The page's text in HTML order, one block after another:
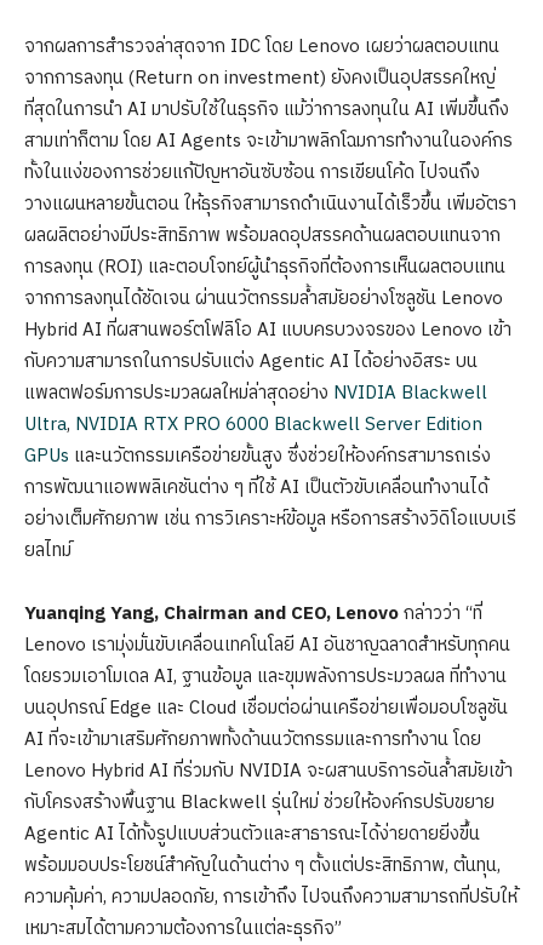
จากผลการสำรวจล่าสุดจาก IDC โดย Lenovo เผยว่าผลตอบแทน
จากการลงทุน (Return on investment) ยังคงเป็นอุปสรรคใหญ่
ที่สุดในการนำ AI มาปรับใช้ในธุรกิจ แม้ว่าการลงทุนใน AI เพิ่มขึ้นถึง
สามเท่าก็ตาม โดย AI Agents จะเข้ามาพลิกโฉมการทำงานในองค์กร
ทั้งในแง่ของการช่วยแก้ปัญหาอันซับซ้อน การเขียนโค้ด ไปจนถึง
วางแผนหลายขั้นตอน ให้ธุรกิจสามารถดำเนินงานได้เร็วขึ้น เพิ่มอัตรา
ผลผลิตอย่างมีประสิทธิภาพ พร้อมลดอุปสรรคด้านผลตอบแทนจาก
การลงทุน (ROI) และตอบโจทย์ผู้นำธุรกิจที่ต้องการเห็นผลตอบแทน
จากการลงทุนได้ชัดเจน ผ่านนวัตกรรมล้ำสมัยอย่างโซลูชัน Lenovo
Hybrid AI ที่ผสานพอร์ตโฟลิโอ AI แบบครบวงจรของ Lenovo เข้า
กับความสามารถในการปรับแต่ง Agentic AI ได้อย่างอิสระ บน
แพลตฟอร์มการประมวลผลใหม่ล่าสุดอย่าง NVIDIA Blackwell
Ultra, NVIDIA RTX PRO 6000 Blackwell Server Edition
GPUs และนวัตกรรมเครือข่ายขั้นสูง ซึ่งช่วยให้องค์กรสามารถเร่ง
การพัฒนาแอพพลิเคชันต่าง ๆ ที่ใช้ AI เป็นตัวขับเคลื่อนทำงานได้
อย่างเต็มศักยภาพ เช่น การวิเคราะห์ข้อมูล หรือการสร้างวิดิโอแบบเรี
ยลไทม์
Yuanqing Yang, Chairman and CEO, Lenovoกล่าวว่า “ที่
Lenovo เรามุ่งมั่นขับเคลื่อนเทคโนโลยี AI อันชาญฉลาดสำหรับทุกคน
โดยรวมเอาโมเดล AI, ฐานข้อมูล และขุมพลังการประมวลผล ที่ทำงาน
บนอุปกรณ์ Edge และ Cloud เชื่อมต่อผ่านเครือข่ายเพื่อมอบโซลูชัน
AI ที่จะเข้ามาเสริมศักยภาพทั้งด้านนวัตกรรมและการทำงาน โดย
Lenovo Hybrid AI ที่ร่วมกับ NVIDIA จะผสานบริการอันล้ำสมัยเข้า
กับโครงสร้างพื้นฐาน Blackwell รุ่นใหม่ ช่วยให้องค์กรปรับขยาย
Agentic AI ได้ทั้งรูปแบบส่วนตัวและสาธารณะได้ง่ายดายยิ่งขึ้น
พร้อมมอบประโยชน์สำคัญในด้านต่าง ๆ ตั้งแต่ประสิทธิภาพ, ต้นทุน,
ความคุ้มค่า, ความปลอดภัย, การเข้าถึง ไปจนถึงความสามารถที่ปรับให้
เหมาะสมได้ตามความต้องการในแต่ละธุรกิจ”